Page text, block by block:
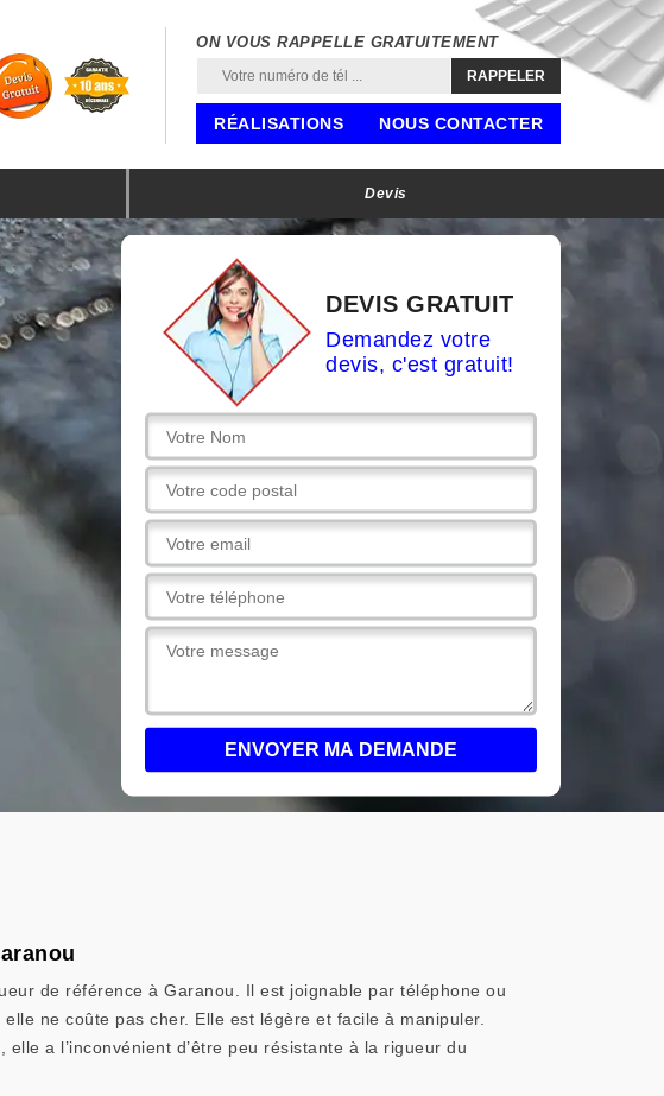
ON VOUS RAPPELLE GRATUITEMENT
RÉALISATIONS NOUS CONTACTER
Devis
DEVIS GRATUIT
Demandez votre
devis, c'est gratuit!
de référence à Garanou. Il est joignable par téléphone ou
ne coûte pas cher. Elle est légère et facile à manipuler.
a l’inconvénient d’être peu résistante à la rigueur du